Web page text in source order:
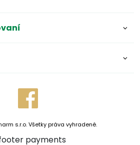
s.r.o. Všetky práva vyhradené.